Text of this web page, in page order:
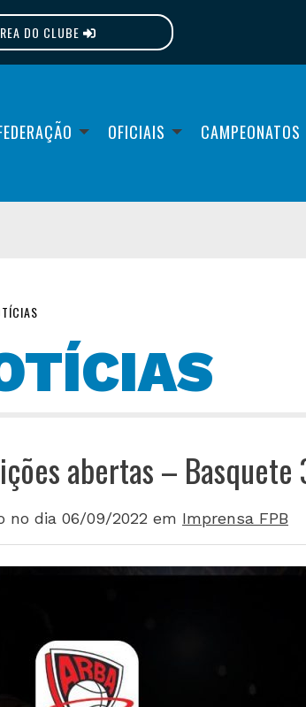
DO CLUBE
OFICIAIS CAMPEONATOS
abertas – Basquete
no dia 06/09/2022 em Imprensa FPB